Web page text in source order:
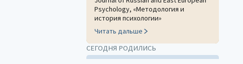
Psychology, «Методология и
история психологии»
Читать дальше
СЕГОДНЯ РОДИЛИСЬ